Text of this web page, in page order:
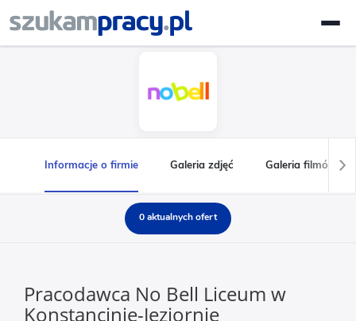
Informacje o firmie Galeria zdjęć Galeria filmów
0 aktualnych ofert
Pracodawca No Bell Liceum w
Konstancinie-Jeziornie